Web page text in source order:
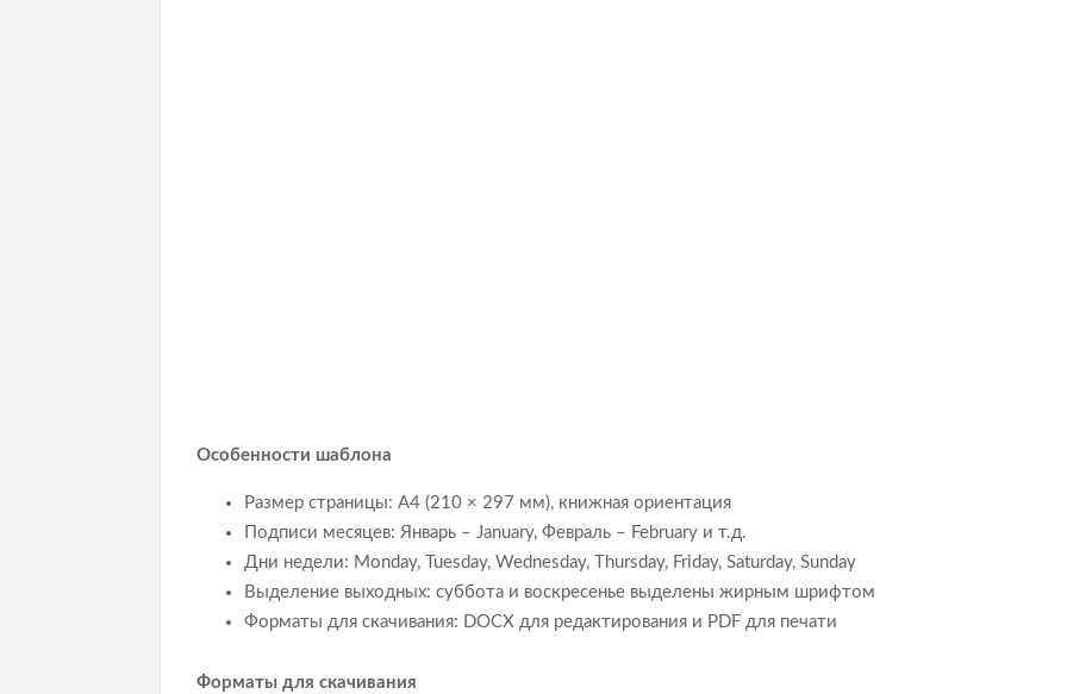
Особенности шаблона
Размер страницы: A4 (210 × 297 мм), книжная ориентация
Подписи месяцев: Январь – January, Февраль – February и т.д.
Дни недели: Monday, Tuesday, Wednesday, Thursday, Friday, Saturday, Sunday
Выделение выходных: суббота и воскресенье выделены жирным шрифтом
Форматы для скачивания: DOCX для редактирования и PDF для печати
Форматы для скачивания